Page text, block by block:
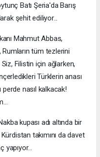
Batı Şeria'da Barış
şehit ediliyor...
Mahmut Abbas,
Rumların tüm tezlerini
Siz, Filistin için ağlarken,
Türklerin anası
nasıl kalkacak!
kupası adı altında bir
takımını da davet
yapıyor...